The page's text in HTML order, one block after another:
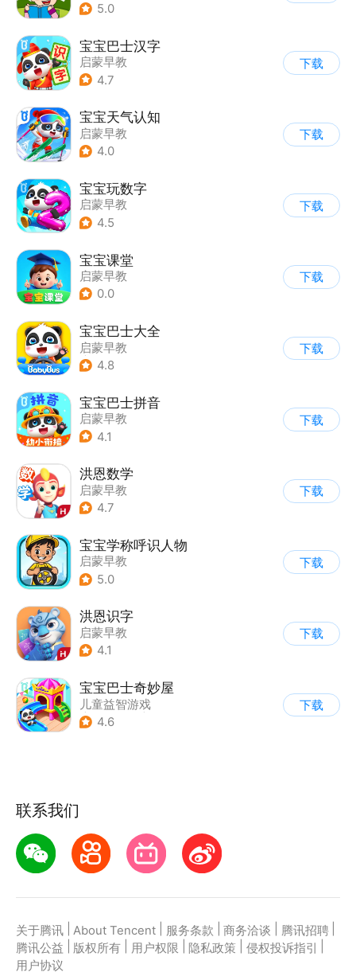
5.0
宝宝巴士汉字
启蒙早教
4.7
下载
宝宝天气认知
启蒙早教
4.0
下载
宝宝玩数字
启蒙早教
4.5
下载
宝宝课堂
启蒙早教
0.0
下载
宝宝巴士大全
启蒙早教
| 儿童益智游戏
4.8
下载
宝宝巴士拼音
启蒙早教
4.1
下载
洪恩数学
启蒙早教
4.7
下载
宝宝学称呼识人物
启蒙早教
5.0
下载
洪恩识字
启蒙早教
4.1
下载
宝宝巴士奇妙屋
儿童益智游戏
| 启蒙早教
4.6
下载
联系我们
关于腾讯 About Tencent 服务条款 商务洽谈 腾讯招聘
腾讯公益
版权所有 用户权限 隐私政策 侵权投诉指引
用户协议